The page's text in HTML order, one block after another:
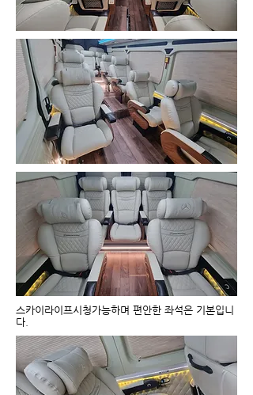
스카이라이프시청가능하며 편안한 좌석은 기본입니
다.